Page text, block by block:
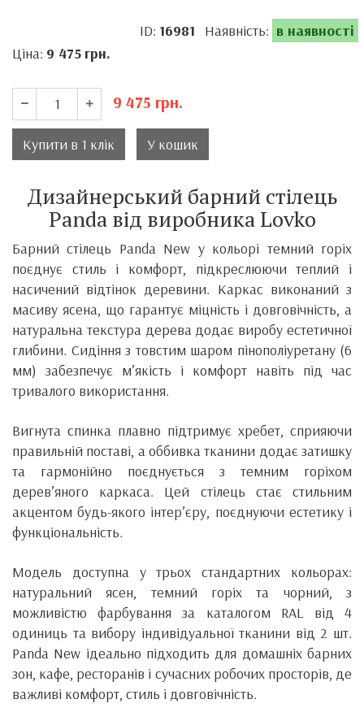
ID: 16981 Наявність: в наявності
Ціна: 9 475 грн.
9 475 грн.
Купити в 1 клік У кошик
Дизайнерський барний стілець
Panda від виробника Lovko
Барний стілець Panda New у кольорі темний горіх
поєднує стиль і комфорт, підкреслюючи теплий і
насичений відтінок деревини. Каркас виконаний з
масиву ясена, що гарантує міцність і довговічність, а
натуральна текстура дерева додає виробу естетичної
глибини. Сидіння з товстим шаром пінополіуретану (6
мм) забезпечує м’якість і комфорт навіть під час
тривалого використання.
Вигнута спинка плавно підтримує хребет, сприяючи
правильній поставі, а оббивка тканини додає затишку
та гармонійно поєднується з темним горіхом
дерев’яного каркаса. Цей стілець стає стильним
акцентом будь-якого інтер’єру, поєднуючи естетику і
функціональність.
Модель доступна у трьох стандартних кольорах:
натуральний ясен, темний горіх та чорний, з
можливістю фарбування за каталогом RAL від 4
одиниць та вибору індивідуальної тканини від 2 шт.
Panda New ідеально підходить для домашніх барних
зон, кафе, ресторанів і сучасних робочих просторів, де
важливі комфорт, стиль і довговічність.